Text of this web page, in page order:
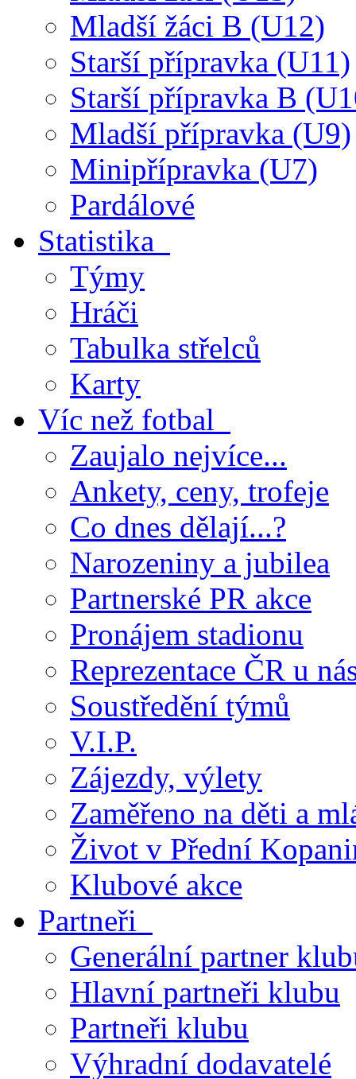
Mladší žáci B (U12)
Starší přípravka (U11)
Starší přípravka B
Mladší přípravka (U9)
Minipřípravka (U7)
Pardálové
Statistika
Týmy
Hráči
Tabulka střelců
Karty
Víc než fotbal
Zaujalo nejvíce...
Ankety, ceny, trofeje
Co dnes dělají...?
Narozeniny a jubilea
Partnerské PR akce
Pronájem stadionu
Reprezentace ČR u
Soustředění týmů
V.I.P.
Zájezdy, výlety
Zaměřeno na děti a
Život v Přední
Klubové akce
Partneři
Generální partner
Hlavní partneři klubu
Partneři klubu
Výhradní dodavatelé